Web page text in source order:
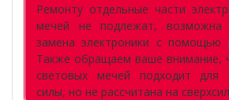
Ремонту отдельные части
мечей не подлежат, возможна
замена электроники с помощью
Также обращаем ваше внимание,
световых мечей подходит для
силы, но не рассчитана на